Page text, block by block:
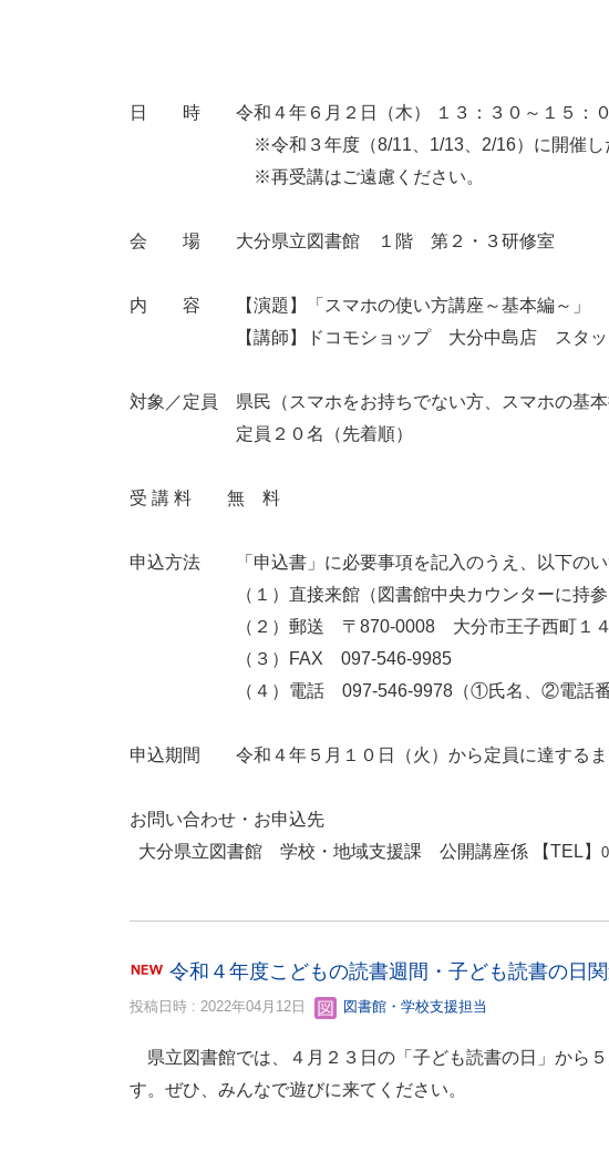
日 時 令和４年６月２日（木） １３：３０～１５：
※令和３年度（8/11、1/13、2/16）に開催した講
※再受講はご遠慮ください。
会 場 大分県立図書館 １階 第２・３研修室
内 容 【演題】「スマホの使い方講座～基本編～」
【講師】ドコモショップ 大分中島店 スタッ
対象／定員 県民（スマホをお持ちでない方、スマホの基本
定員２０名（先着順）
受 講 料 無 料
申込方法 「申込書」に必要事項を記入のうえ、以下のい
（１）直接来館（図書館中央カウンターに持参
（２）郵送 〒870-0008 大分市王子西町１４－
（３）FAX 097-546-9985
（４）電話 097-546-9978（①氏名、②電話番号
申込期間 令和４年５月１０日（火）から定員に達するま
お問い合わせ・お申込先
大分県立図書館 学校・地域支援課 公開講座係 【TEL】
令和４年度こどもの読書週間・子ども読書の日
投稿日時 : 2022年04月12日 図書館・学校支援担当
県立図書館では、４月２３日の「子ども読書の日」から
す。ぜひ、みんなで遊びに来てください。